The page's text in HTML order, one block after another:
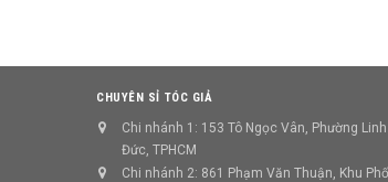
CHUYÊN SỈ TÓC GIẢ
Chi nhánh 1: 153 Tô Ngọc Vân, Phường
Đức, TPHCM
Chi nhánh 2: 861 Phạm Văn Thuận, Khu